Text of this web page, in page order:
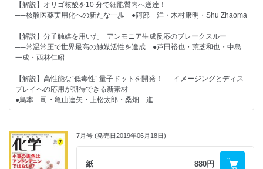
◆誰も教えてくれない！ 物理化学（5）スペクトルの基本，わかってる？
──吸収スペクトルは分子の何を見ている？（実践編Part1） ●宮川雅矢
本文演習問題解答 本文演習問題解答
◆化学の特許はおまかせ！ 中務先生のやさしいカガク特許講座（9）特許
◆化学者のための哲学──哲学は化学を挑発する（21）分子「構造」につ
いて ●落合洋文
──化学研究の進歩を加速させた放射性核種 ●廣田 襄
◆化学ナンバープレイス
【解説】オリゴ核酸を10 分で細胞質内へ送達！
──核酸医薬実用化への新たな一歩 ●阿部 洋・木村康明・Shu Zhaoma
【解説】分子触媒を用いた アンモニア生成反応のブレークスルー
──常温常圧で世界最高の触媒活性を達成 ●芦田裕也・荒芝和也・中島
一成・西林仁昭
【解説】高性能な“低毒性” 量子ドットを開発！──イメージングとディス
プレイへの応用が期待できる新素材
●鳥本 司・亀山達矢・上松太郎・桑畑 進
の思いの仁科芳雄と木村健二郎 ●野津憲治
★好評連載★
7月号 (発売日2019年06月18日)
紙 880円